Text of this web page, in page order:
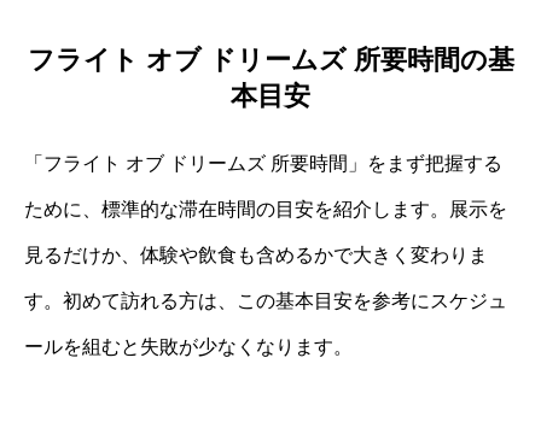
フライト オブ ドリームズ 所要時間の基
本目安
「フライト オブ ドリームズ 所要時間」をまず把握する
ために、標準的な滞在時間の目安を紹介します。展示を
見るだけか、体験や飲食も含めるかで大きく変わりま
す。初めて訪れる方は、この基本目安を参考にスケジュ
ールを組むと失敗が少なくなります。